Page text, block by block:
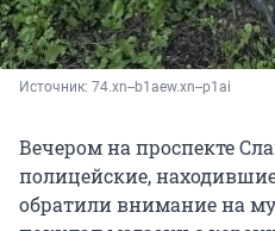
Источник: 74.xn--b1aew.xn--p1ai
Вечером на проспекте
полицейские,
обратили внимание на